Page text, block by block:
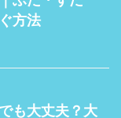
方法
も大丈夫？大